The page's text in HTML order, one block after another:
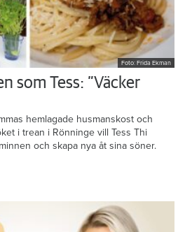
Foto: Frida Ekman
som Tess: ”Väcker
hemlagade husmanskost och
i trean i Rönninge vill Tess Thi
och skapa nya åt sina söner.